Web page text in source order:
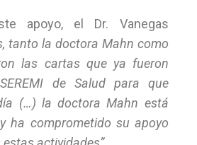
apoyo, el Dr. Vanegas
tanto la doctora Mahn como
las cartas que ya fueron
de Salud para que
(…) la doctora Mahn está
ha comprometido su apoyo